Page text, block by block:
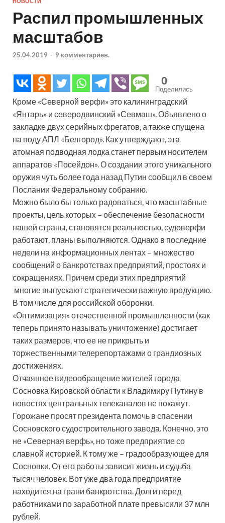
Распил промышленных
масштабов
25.04.2019 - 9 комментариев.
0
Поделились
Кроме «Северной верфи» это калининградский
«Янтарь» и северодвинский «Севмаш». Объявлено о
закладке двух серийных фрегатов, а также спущена
на воду АПЛ «Белгород». Как утверждают, эта
атомная подводная лодка станет первым носителем
аппаратов «Посейдон». О создании этого уникального
оружия чуть более года назад Путин сообщил в своем
Послании Федеральному собранию.
Можно было бы только радоваться, что масштабные
проекты, цель которых – обеспечение безопасности
нашей страны, становятся реальностью, судоверфи
работают, планы выполняются. Однако в последние
недели на информационных лентах – множество
сообщений о банкротствах предприятий, простоях и
сокращениях. Причем среди этих предприятий
многие выпускают стратегически важную продукцию.
В том числе для российской оборонки.
«Оптимизация» отечественной промышленности (как
теперь принято называть уничтожение) достигает
таких размеров, что ее не прикрыть и
торжественными телерепортажами о грандиозных
достижениях.
Отчаянное видеообращение жителей города
Сосновка Кировской области к Владимиру Путину в
новостях центральных телеканалов не покажут.
Горожане просят президента помочь в спасении
Сосновского судостроительного завода. Конечно, это
не «Северная верфь», но тоже предприятие со
славной историей. К тому же – градообразующее для
Сосновки. От его работы зависит жизнь и судьба
тысяч человек. Вот уже два года предприятие
находится на грани банкротства. Долги перед
работниками по заработной плате превысили 37 млн
рублей.